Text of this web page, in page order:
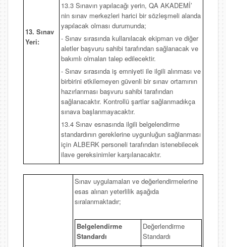
13. Sınav
Yeri:
13.3 Sınavın yapılacağı yerin, QA AKADEMİ’
nin sınav merkezleri harici bir sözleşmeli alanda
yapılacak olması durumunda;
- Sınav sırasında kullanılacak ekipman ve diğer
aletler başvuru sahibi tarafından sağlanacak ve
bakımlı olmaları talep edilecektir.
- Sınav sırasında iş emniyeti ile ilgili alınması ve
birbirini etkilemeyen güvenli bir sınav ortamının
hazırlanması başvuru sahibi tarafından
sağlanacaktır. Kontrollü şartlar sağlanmadıkça
sınava başlanmayacaktır.
13.4 Sınav esnasında ilgili belgelendirme
standardının gereklerine uygunluğun sağlanması
için ALBERK personeli tarafından istenebilecek
ilave gereksinimler karşılanacaktır.
Sınav uygulamaları ve değerlendirmelerine
esas alınan yeterlilik aşağıda
sıralanmaktadır;
Belgelendirme
Standardı
Değerlendirme
Standardı